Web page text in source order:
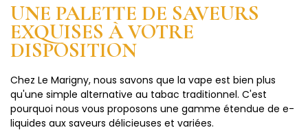
UNE PALETTE DE SAVEURS
EXQUISES À VOTRE
DISPOSITION
Chez Le Marigny, nous savons que la vape est bien plus
qu'une simple alternative au tabac traditionnel. C'est
pourquoi nous vous proposons une gamme étendue de e-
liquides aux saveurs délicieuses et variées.